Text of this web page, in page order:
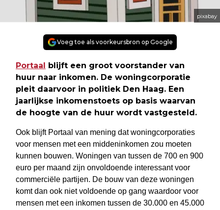
pixabay
Voeg toe als voorkeursbron op Google
Portaal blijft een groot voorstander van
huur naar inkomen. De woningcorporatie
pleit daarvoor in politiek Den Haag. Een
jaarlijkse inkomenstoets op basis waarvan
de hoogte van de huur wordt vastgesteld.
Ook blijft Portaal van mening dat woningcorporaties
voor mensen met een middeninkomen zou moeten
kunnen bouwen. Woningen van tussen de 700 en 900
euro per maand zijn onvoldoende interessant voor
commerciële partijen. De bouw van deze woningen
komt dan ook niet voldoende op gang waardoor voor
mensen met een inkomen tussen de 30.000 en 45.000